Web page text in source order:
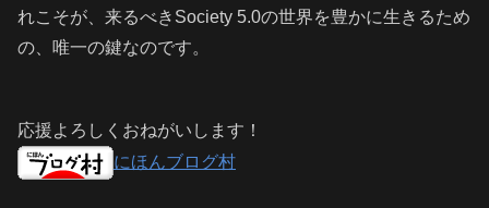
れこそが、来るべきSociety 5.0の世界を豊かに生きるため
の、唯一の鍵なのです。
応援よろしくおねがいします！
にほんブログ村